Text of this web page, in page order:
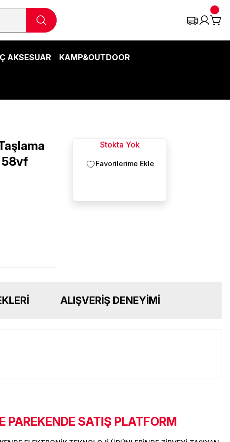
AKSESUAR KAMP&OUTDOOR
58vf
Stokta Yok
ALIŞVERIŞ DENEYIMI
PAREKENDE SATIŞ PLATFORM